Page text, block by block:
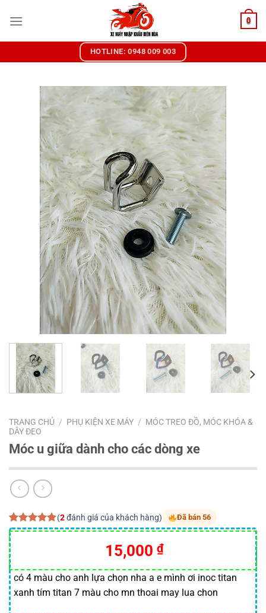
đến
0
HOTLINE: 0948 009 003
TRANG CHỦ / PHỤ KIỆN XE MÁY / MÓC TREO ĐỒ, MÓC KHÓA &
DÂY ĐEO
Móc u giữa dành cho các dòng xe
5.00trên 5
dựa trên
2
đánh giá
(2đánh giá của khách hàng) Đã bán 56
15,000 ₫
có 4 màu cho anh lựa chọn nha a e mình ơi inoc titan
xanh tím titan 7 màu cho mn thoai may lua chon